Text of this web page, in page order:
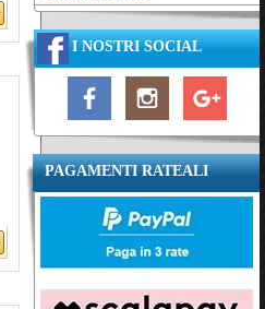
I NOSTRI SOCIAL
PAGAMENTI RATEALI